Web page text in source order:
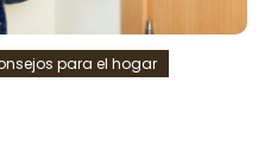
para el hogar